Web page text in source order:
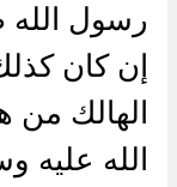
رسول الله
إن كان
الهالك
الله عليه